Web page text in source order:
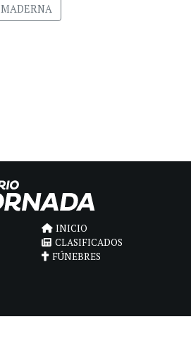
MADERNA
INICIO
CLASIFICADOS
FÚNEBRES